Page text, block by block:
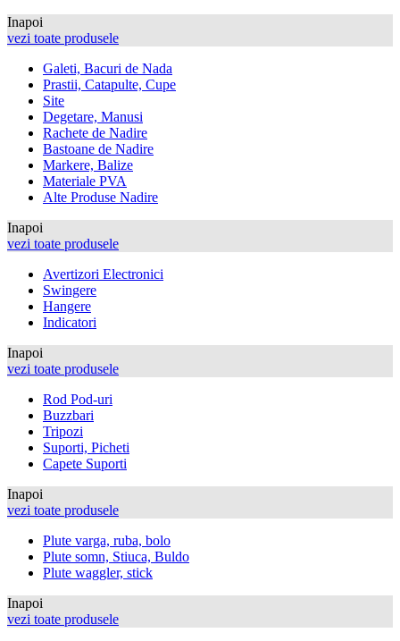
Inapoi
vezi toate produsele
Galeti, Bacuri de Nada
Prastii, Catapulte, Cupe
Site
Degetare, Manusi
Rachete de Nadire
Bastoane de Nadire
Markere, Balize
Materiale PVA
Alte Produse Nadire
Inapoi
vezi toate produsele
Avertizori Electronici
Swingere
Hangere
Indicatori
Inapoi
vezi toate produsele
Rod Pod-uri
Buzzbari
Tripozi
Suporti, Picheti
Capete Suporti
Inapoi
vezi toate produsele
Plute varga, ruba, bolo
Plute somn, Stiuca, Buldo
Plute waggler, stick
Inapoi
vezi toate produsele